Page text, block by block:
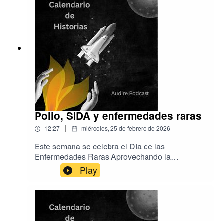
Podcastwww.audirepodcast.com
Polio, SIDA y enfermedades raras
12:27 | miércoles, 25 de febrero de 2026
Este semana se celebra el Día de las
Enfermedades Raras.Aprovechando la
efeméride, dedicamos el programa de hoy a
luchas colectivas que supusieron un antes y un
después en la historia de la polio y del sida.Y,
por supuesto, también hablamos de
enfermedades raras.Gracias a María del Carmen
Play